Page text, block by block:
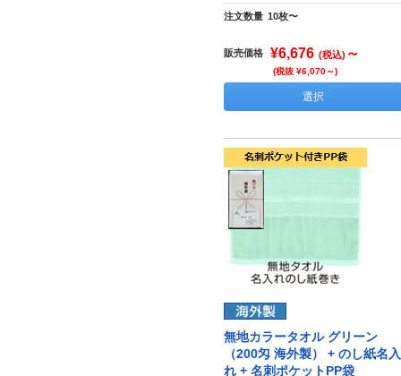
注文数量 10枚〜
販売価格 ¥6,676 (税込) ～
(税抜 ¥6,070～)
選択
無地カラータオル グリーン
（200匁 海外製） + のし紙名入
れ + 名刺ポケットPP袋